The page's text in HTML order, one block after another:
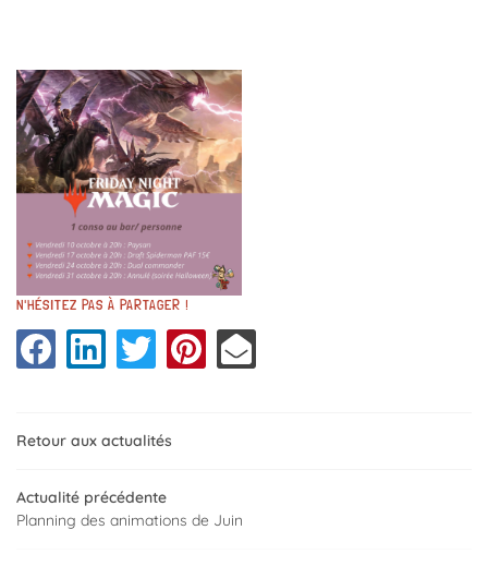
 Adresse email de réception
En cochant cette case, vous consentez à recevoir nos propositions commerciales à
l'adresse email indiqué ci-dessus. Vous pouvez vous désinscrire à tout moment en
utilisantle formulaire de désinscription
INSCRIPTION
N'HÉSITEZ PAS À PARTAGER !
Retour aux actualités
Actualité précédente
Planning des animations de Juin